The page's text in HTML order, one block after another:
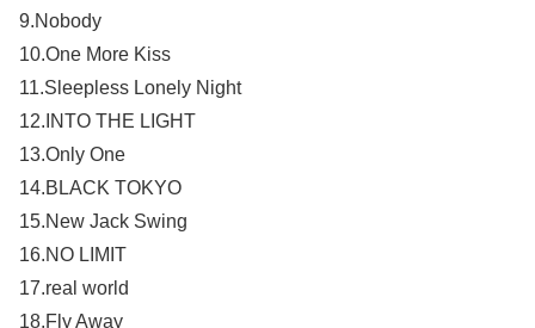
9.Nobody
10.One More Kiss
11.Sleepless Lonely Night
12.INTO THE LIGHT
13.Only One
14.BLACK TOKYO
15.New Jack Swing
16.NO LIMIT
17.real world
18.Fly Away